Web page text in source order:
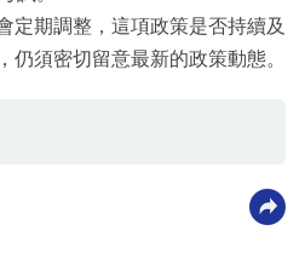
定期調整，這項政策是否持續及
仍須密切留意最新的政策動態。